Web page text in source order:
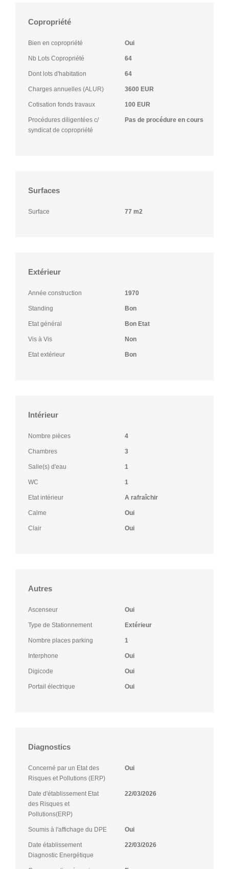
Copropriété
Bien en copropriété Oui
Nb Lots Copropriété 64
Dont lots d'habitation 64
Charges annuelles (ALUR) 3600 EUR
Cotisation fonds travaux 100 EUR
Procédures diligentées c/
syndicat de copropriété
Pas de procédure en cours
Surfaces
Surface 77 m2
Extérieur
Année construction 1970
Standing Bon
Etat général Bon Etat
Vis à Vis Non
Etat extérieur Bon
Intérieur
Nombre pièces 4
Chambres 3
Salle(s) d'eau 1
WC 1
Etat intérieur A rafraîchir
Calme Oui
Clair Oui
Autres
Ascenseur Oui
Type de Stationnement Extérieur
Nombre places parking 1
Interphone Oui
Digicode Oui
Portail électrique Oui
Diagnostics
Concerné par un Etat des
Risques et Pollutions (ERP)
Oui
Date d'établissement Etat
des Risques et
Pollutions(ERP)
22/03/2026
Soumis à l'affichage du DPE Oui
Date établissement
Diagnostic Energétique
22/03/2026